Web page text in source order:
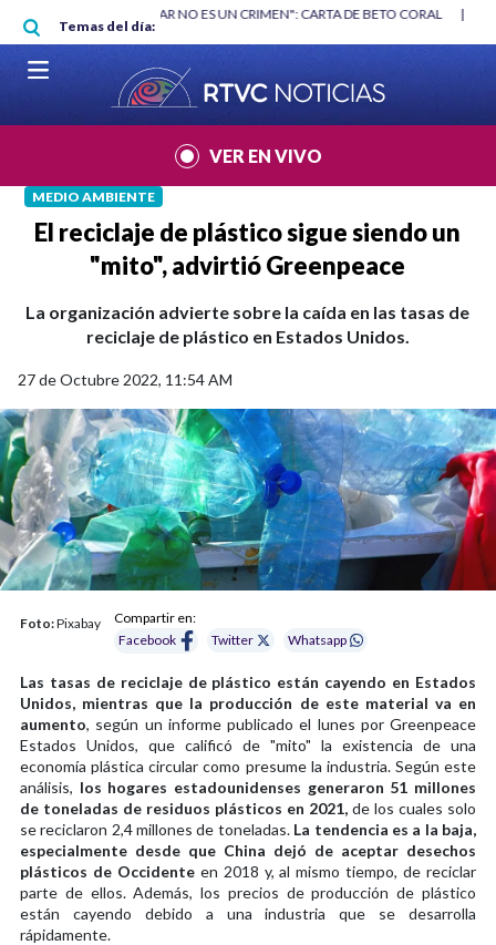
Pasar al contenido principal
Temas del día:
"HABLAR NO ES UN CRIMEN": CARTA DE BETO CORAL |
VER EN VIVO
MEDIO AMBIENTE
El reciclaje de plástico sigue siendo un
"mito", advirtió Greenpeace
La organización advierte sobre la caída en las tasas de
reciclaje de plástico en Estados Unidos.
27 de Octubre 2022, 11:54 AM
Foto:Pixabay
Compartir en:
Facebook
Twitter Whatsapp
Las tasas de reciclaje de plástico están cayendo en Estados
Unidos, mientras que la producción de este material va en
aumento, según un informe publicado el lunes por Greenpeace
Estados Unidos, que calificó de "mito" la existencia de una
economía plástica circular como presume la industria. Según este
análisis, los hogares estadounidenses generaron 51 millones
de toneladas de residuos plásticos en 2021, de los cuales solo
se reciclaron 2,4 millones de toneladas. La tendencia es a la baja,
especialmente desde que China dejó de aceptar desechos
plásticos de Occidenteen 2018 y, al mismo tiempo, de reciclar
parte de ellos. Además, los precios de producción de plástico
están cayendo debido a una industria que se desarrolla
rápidamente.